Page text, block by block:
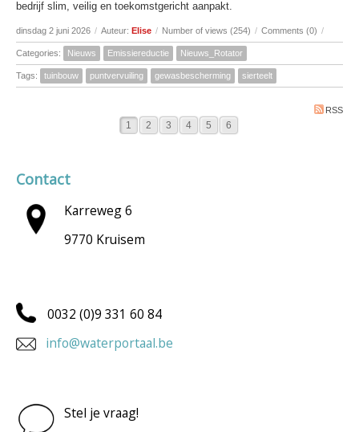
bedrijf slim, veilig en toekomstgericht aanpakt.
dinsdag 2 juni 2026 / Auteur: Elise / Number of views (254) / Comments (0) /
Categories: Nieuws Emissiereductie Nieuws_Rotator
Tags: tuinbouw puntvervuiling gewasbescherming sierteelt
RSS
1 2 3 4 5 6
Contact
Karreweg 6
9770 Kruisem
0032 (0)9 331 60 84
info@waterportaal.be
Stel je vraag!